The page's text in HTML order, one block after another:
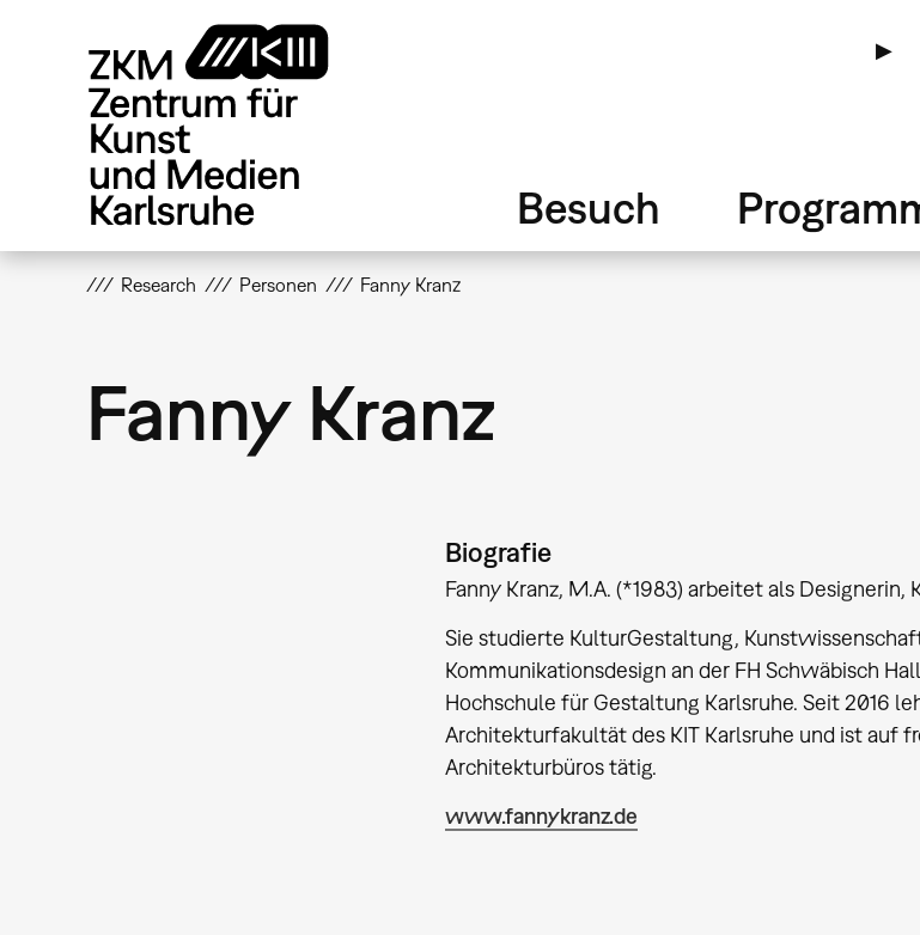
▶
Besuch
Research Personen Fanny Kranz
Fanny Kranz
Biografie
Fanny Kranz, M.A. (*1983) arbeitet als
Sie studierte KulturGestaltung,
Kommunikationsdesign an der FH Schwäbisch
Hochschule für Gestaltung Karlsruhe. Seit 2016
Architekturfakultät des KIT Karlsruhe und ist auf
Architekturbüros tätig.
www.fannykranz.de